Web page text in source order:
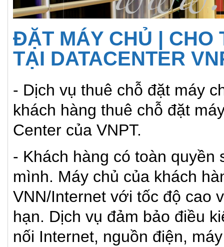
ĐẶT MÁY CHỦ | CHO
TẠI DATACENTER
- Dịch vụ thuê chỗ đặt máy
khách hàng thuê chỗ đặt
Center của VNPT.
- Khách hàng có toàn
mình. Máy chủ của khách
VNN/Internet với tốc độ cao
hạn. Dịch vụ đảm bảo điều
nối Internet, nguồn điện,